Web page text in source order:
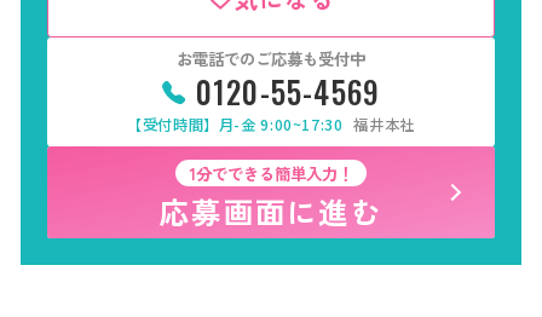
お電話でのご応募も受付中
0120-55-4569
【受付時間】月-金 9:00~17:30 福井本社
1分でできる簡単入力！
応募画面に進む